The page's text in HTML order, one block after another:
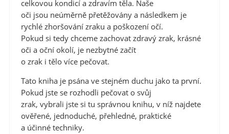
celkovou kondicí a zdravím těla. Naše
oči jsou neúměrně přetěžovány a následkem je
rychlé zhoršování zraku a poškození očí.
Pokud si tedy chceme zachovat zdravý zrak, krásné
oči a oční okolí, je nezbytné začít
o zrak i tělo více pečovat.
Tato kniha je psána ve stejném duchu jako ta první.
Pokud jste se rozhodli pečovat o svůj
zrak, vybrali jste si tu správnou knihu, v níž najdete
ověřené, jednoduché, přehledné, praktické
a účinné techniky.